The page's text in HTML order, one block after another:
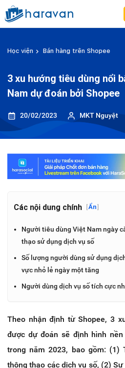
Học viện Bán hàng trên Shopee
3 xu hướng tiêu dùng nổi
Nam dự đoán bởi Shopee
20/02/2023 MKT Nguyệt
Các nội dung chính [Ẩn]
Người tiêu dùng Việt Nam ngày
thạo sử dụng dịch vụ số
Số lượng người dùng sử dụng
vực nhỏ lẻ ngày một tăng
Người dùng dịch vụ số tích cực
Theo nhận định từ Shopee, 3
được dự đoán sẽ định hình
trong năm 2023, bao gồm: (1)
thông thạo các dịch vụ số, (2)